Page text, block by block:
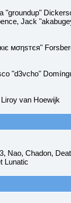
"groundup"
Jack
мσηѕтєя"
"d3vcho"
van Hoewijk
Nao, Chadon,
Lunatic